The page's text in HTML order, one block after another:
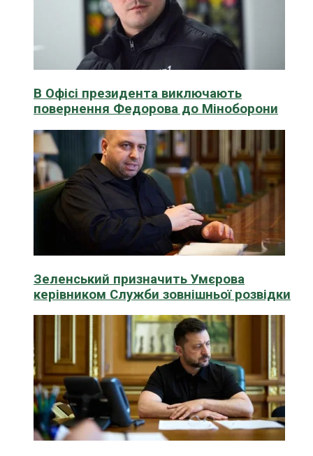
В Офісі президента виключають
повернення Федорова до Міноборони
Зеленський призначить Умєрова
керівником Служби зовнішньої розвідки